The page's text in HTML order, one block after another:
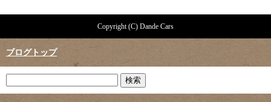
Copyright (C) Dande Cars
ブログトップ